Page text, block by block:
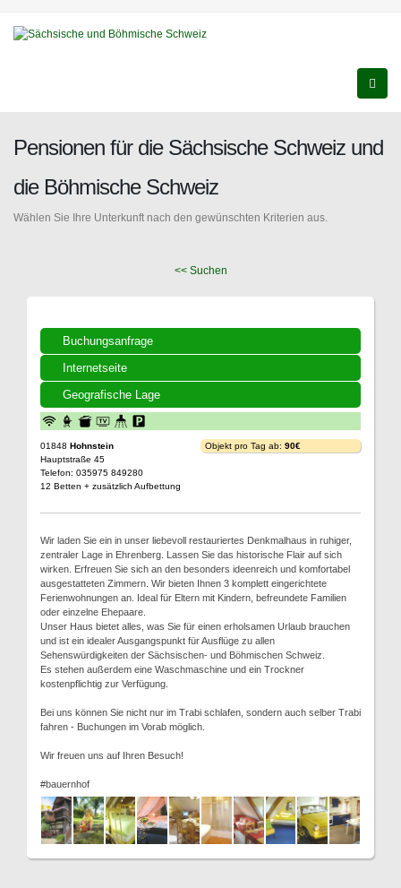
Pensionen für die Sächsische Schweiz und
die Böhmische Schweiz
Wählen Sie Ihre Unterkunft nach den gewünschten Kriterien aus.
<< Suchen
Buchungsanfrage
Internetseite
Geografische Lage
01848 Hohnstein
Hauptstraße 45
Telefon: 035975 849280
12 Betten + zusätzlich Aufbettung
Objekt pro Tag ab: 90€
Wir laden Sie ein in unser liebevoll restauriertes Denkmalhaus in ruhiger,
zentraler Lage in Ehrenberg. Lassen Sie das historische Flair auf sich
wirken. Erfreuen Sie sich an den besonders ideenreich und komfortabel
ausgestatteten Zimmern. Wir bieten Ihnen 3 komplett eingerichtete
Ferienwohnungen an. Ideal für Eltern mit Kindern, befreundete Familien
oder einzelne Ehepaare.
Unser Haus bietet alles, was Sie für einen erholsamen Urlaub brauchen
und ist ein idealer Ausgangspunkt für Ausflüge zu allen
Sehenswürdigkeiten der Sächsischen- und Böhmischen Schweiz.
Es stehen außerdem eine Waschmaschine und ein Trockner
kostenpflichtig zur Verfügung.
Bei uns können Sie nicht nur im Trabi schlafen, sondern auch selber Trabi
fahren - Buchungen im Vorab möglich.
Wir freuen uns auf Ihren Besuch!
#bauernhof